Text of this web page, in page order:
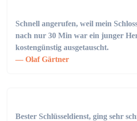
Schnell angerufen, weil mein
nach nur 30 Min war ein junger
kostengünstig ausgetauscht.
Olaf Gärtner
Bester Schlüsseldienst, ging sehr